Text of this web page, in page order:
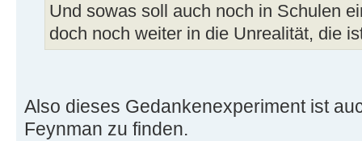
Und sowas soll auch noch in Schulen
doch noch weiter in die Unrealität, die
Also dieses Gedankenexperiment ist
Feynman zu finden.